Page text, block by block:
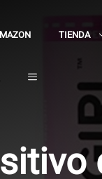
TIENDA